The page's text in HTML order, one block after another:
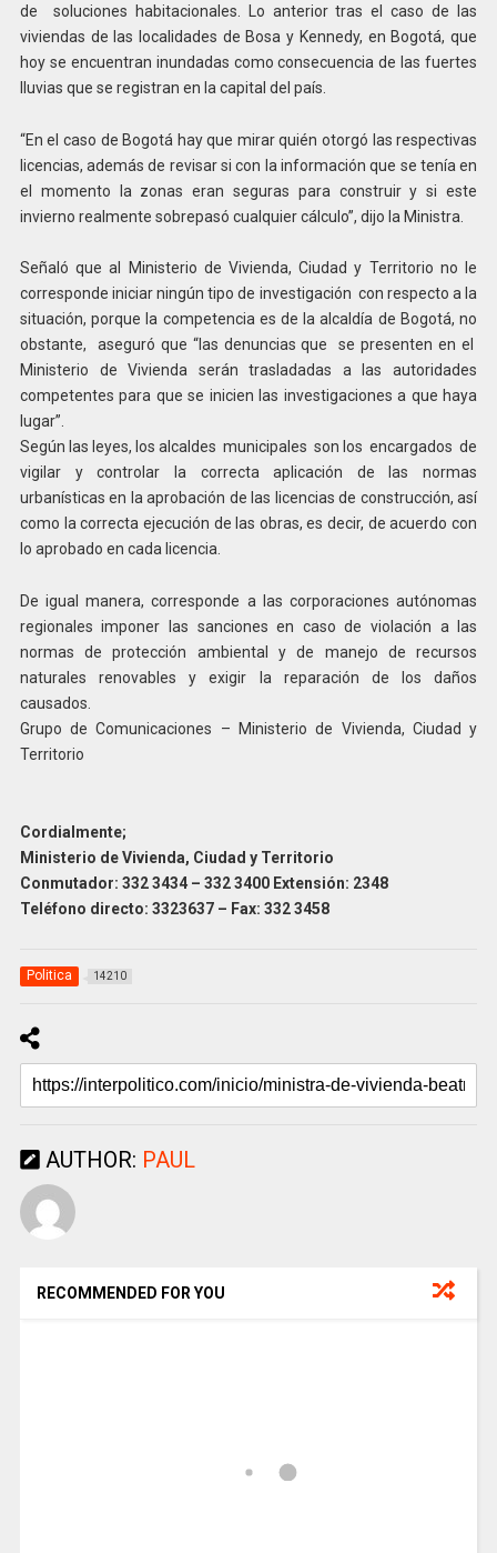
de soluciones habitacionales. Lo anterior tras el caso de las
viviendas de las localidades de Bosa y Kennedy, en Bogotá, que
hoy se encuentran inundadas como consecuencia de las fuertes
lluvias que se registran en la capital del país.
“En el caso de Bogotá hay que mirar quién otorgó las respectivas
licencias, además de revisar si con la información que se tenía en
el momento la zonas eran seguras para construir y si este
invierno realmente sobrepasó cualquier cálculo”, dijo la Ministra.
Señaló que al Ministerio de Vivienda, Ciudad y Territorio no le
corresponde iniciar ningún tipo de investigación con respecto a la
situación, porque la competencia es de la alcaldía de Bogotá, no
obstante, aseguró que “las denuncias que se presenten en el
Ministerio de Vivienda serán trasladadas a las autoridades
competentes para que se inicien las investigaciones a que haya
lugar”.
Según las leyes, los alcaldes municipales son los encargados de
vigilar y controlar la correcta aplicación de las normas
urbanísticas en la aprobación de las licencias de construcción, así
como la correcta ejecución de las obras, es decir, de acuerdo con
lo aprobado en cada licencia.
De igual manera, corresponde a las corporaciones autónomas
regionales imponer las sanciones en caso de violación a las
normas de protección ambiental y de manejo de recursos
naturales renovables y exigir la reparación de los daños
causados.
Grupo de Comunicaciones – Ministerio de Vivienda, Ciudad y
Territorio
Cordialmente;
Ministerio de Vivienda, Ciudad y Territorio
Conmutador: 332 3434 – 332 3400 Extensión: 2348
Teléfono directo: 3323637 – Fax: 332 3458
Politica 14210
AUTHOR: PAUL
RECOMMENDED FOR YOU